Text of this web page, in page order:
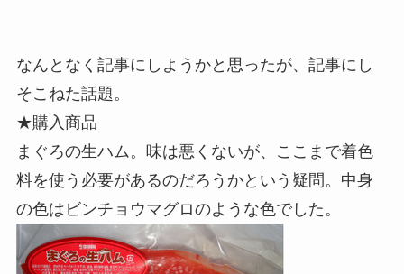
なんとなく記事にしようかと思ったが、記事にし
そこねた話題。
★購入商品
まぐろの生ハム。味は悪くないが、ここまで着色
料を使う必要があるのだろうかという疑問。中身
の色はビンチョウマグロのような色でした。